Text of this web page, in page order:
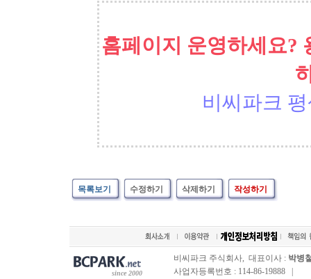
홈페이지 운영하세요?
비씨파크
목록보기 수정하기 삭제하기 작성하기
since 2000
비씨파크 주식회사, 대표이사 : 박병
사업자등록번호 : 114-86-19888 |